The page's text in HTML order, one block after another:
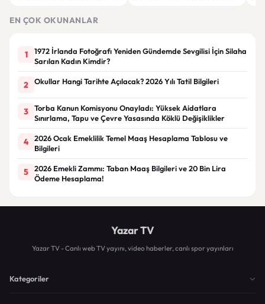
EN ÇOK OKUNANLAR
1
1972 İrlanda Fotoğrafı Yeniden Gündemde Sevgilisi İçin Silaha
Sarılan Kadın Kimdir?
2 Okullar Hangi Tarihte Açılacak? 2026 Yılı Tatil Bilgileri
3
Torba Kanun Komisyonu Onayladı: Yüksek Aidatlara
Sınırlama, Tapu ve Çevre Yasasında Köklü Değişiklikler
4
2026 Ocak Emeklilik Temel Maaş Hesaplama Tablosu ve
Bilgileri
5
2026 Emekli Zammı: Taban Maaş Bilgileri ve 20 Bin Lira
Ödeme Hesaplama!
Yazar TV
Yazar TV - Canlı web TV yayını, video haberler, canlı spor yayınları
Kategoriler